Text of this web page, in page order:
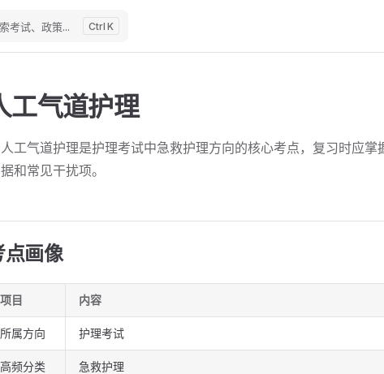
考试、政策... K
工气道护理
人工气道护理是护理考试中急救护理方向的核心考点，复习时应掌
据和常见干扰项。
点画像
项目 内容
所属方向 护理考试
高频分类 急救护理